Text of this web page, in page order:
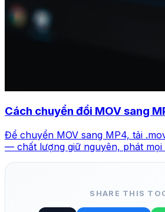
Cách chuyển đổi MOV sang
Để chuyển MOV sang MP4, tải
— chất lượng giữ nguyên, phát mọi
SHARE THIS